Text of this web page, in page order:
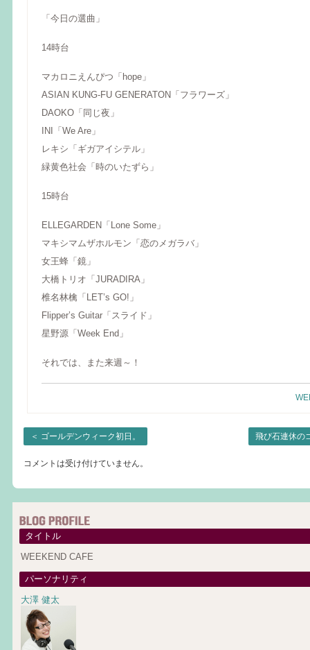
「今日の選曲」
14時台
マカロニえんぴつ「hope」
ASIAN KUNG-FU GENERATON「フラワーズ」
DAOKO「同じ夜」
INI「We Are」
レキシ「ギガアイシテル」
緑黄色社会「時のいたずら」
15時台
ELLEGARDEN「Lone Some」
マキシマムザホルモン「恋のメガラバ」
女王蜂「鏡」
大橋トリオ「JURADIRA」
椎名林檎「LET’s GO!」
Flipper’s Guitar「スライド」
星野源「Week End」
それでは、また来週～！
＜ ゴールデンウィーク初日。 飛び石連休の
コメントは受け付けていません。
タイトル
WEEKEND CAFE
パーソナリティ
大澤 健太